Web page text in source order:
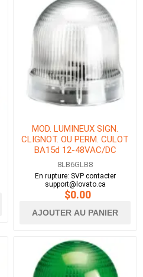
MOD. LUMINEUX SIGN.
CLIGNOT. OU PERM. CULOT
BA15d 12-48VAC/DC
BLANC
8LB6GLB8
En rupture: SVP contacter
support@lovato.ca
$0.00
AJOUTER AU PANIER